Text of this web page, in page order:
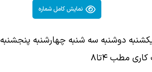
نمایش کامل شماره
دوشنبه سه شنبه چهارشنبه پنجشنبه
مطب ۴تا۸